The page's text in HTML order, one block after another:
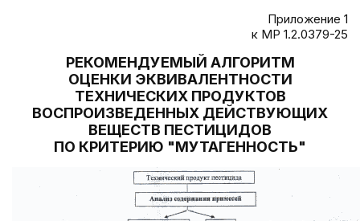
Приложение 1
к МР 1.2.0379-25
РЕКОМЕНДУЕМЫЙ АЛГОРИТМ
ОЦЕНКИ ЭКВИВАЛЕНТНОСТИ
ТЕХНИЧЕСКИХ ПРОДУКТОВ
ВОСПРОИЗВЕДЕННЫХ ДЕЙСТВУЮЩИХ
ВЕЩЕСТВ ПЕСТИЦИДОВ
ПО КРИТЕРИЮ "МУТАГЕННОСТЬ"